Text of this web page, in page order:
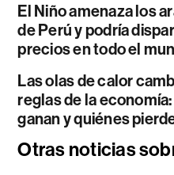
El Niño amenaza los
de Perú y podría
precios en todo el
Las olas de calor
reglas de la
ganan y quiénes
Otras noticias